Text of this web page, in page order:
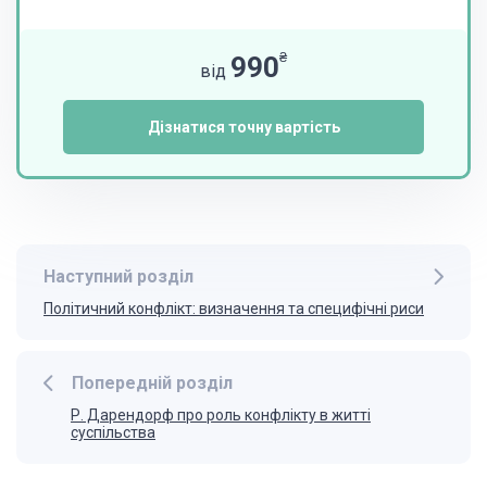
від 990₴
Дізнатися точну вартість
Попередній розділ
Р. Дарендорф про роль конфлікту в житті
суспільства
Наступний розділ
Політичний конфлікт: визначення та специфічні риси